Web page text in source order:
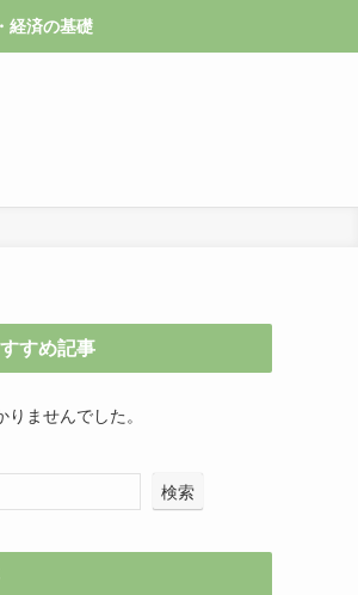
経済の基礎
すめ記事
りませんでした。
検索